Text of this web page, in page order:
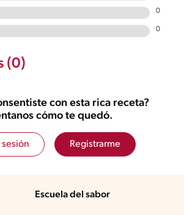
0
0
(0)
con esta rica receta?
cómo te quedó.
sesión Registrarme
Escuela del sabor